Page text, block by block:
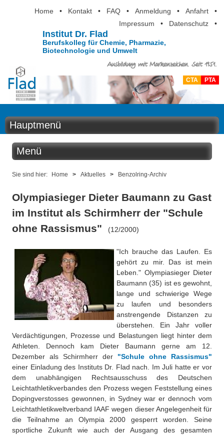
Home • Kontakt • FAQ • Anmeldung • Anfahrt
•
Impressum
• Datenschutz •
Institut Dr. Flad
Berufskolleg für Chemie, Pharmazie,
Biotechnologie und Umwelt
Ausbildung mit Markenzeichen. Seit 1951.
CTA PTA
Hauptmenü
Home
Berufsinformation
Über uns
Besonderheiten
Projekte
Eduthek
Menü
Aktuelles
Benzolring online
Preisrätsel
Unsere Linktipps
Pressearchiv
Sie sind hier: Home > Aktuelles > Benzolring-Archiv
Olympiasieger Dieter Baumann zu Gast
im Institut als Schirmherr der "Schule
ohne Rassismus" (12/2000)
"Ich brauche das Laufen. Es
gehört zu mir. Das ist mein
Leben." Olympiasieger Dieter
Baumann (35) ist es gewohnt,
lange und schwierige Wege
zu laufen und besonders
anstrengende Distanzen zu
überstehen. Ein Jahr voller
Verdächtigungen, Prozesse und Belastungen liegt hinter dem
Athleten. Dennoch kam Dieter Baumann gerne am 12.
Dezember als Schirmherr der "Schule ohne Rassismus"
einer Einladung des Instituts Dr. Flad nach. Im Juli hatte er vor
dem unabhängigen Rechtsausschuss des Deutschen
Leichtathletikverbandes den Prozess wegen Feststellung eines
Dopingverstosses gewonnen, in Sydney war er dennoch vom
Leichtathletikweltverband IAAF wegen dieser Angelegenheit für
die Teilnahme an Olympia 2000 gesperrt worden. Seine
sportliche Zukunft wie auch der Ausgang des gesamten